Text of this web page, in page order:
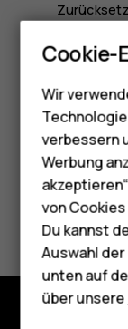
HMD
Für
Tablets
Shop
Befolgen
Did you
Ja Nein
Cookie-
Wir
verbessern
Werbung
von
Du kannst
Auswahl
unten auf
über unsere